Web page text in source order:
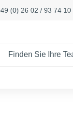
(0) 26 02 / 93 74 10